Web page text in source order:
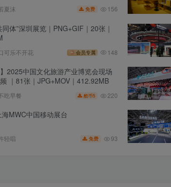
夏沫 免费 156
同体”深圳展览｜PNG+GIF｜20张｜
可乐不开花 会员专属 148
】2025中国文化旅游产业博览会现场
｜81张｜JPG+MOV｜412.92MB
吃早餐 酷币5 220
MWC中国移动展台
轻唱 免费 93